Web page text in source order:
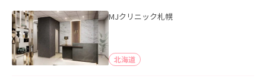
MJクリニック札幌
北海道